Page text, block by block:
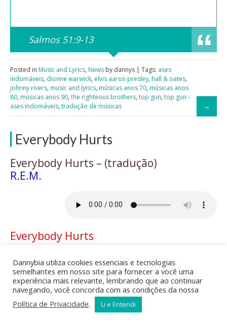
Salmos 51:9-13
Posted in Music and Lyrics, News by dannys | Tags: ases
indomáveis, dionne warwick, elvis aaron presley, hall & oates,
johnny rivers, music and lyrics, músicas anos 70, músicas anos
80, músicas anos 90, the righteous brothers, top gun, top gun -
ases indomáveis, tradução de músicas
Everybody Hurts
Everybody Hurts – (tradução)
R.E.M.
Everybody Hurts
And the night,
The night is yours alone
When you’re sure you’ve had enough
Of this life
Well, hang on
Dannybia utiliza cookies essenciais e tecnologias
semelhantes em nosso site para fornecer a você uma
experiência mais relevante, lembrando que ao continuar
navegando, você concorda com as condições da nossa
Política de Privacidade. Li e Entendi